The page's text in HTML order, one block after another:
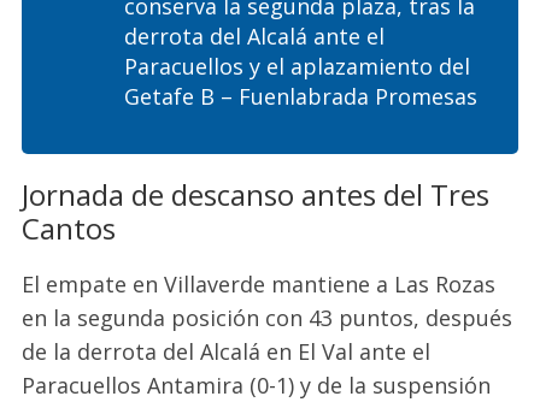
derrota del Alcalá ante el
Paracuellos y el aplazamiento del
Getafe B – Fuenlabrada Promesas
Jornada de descanso antes del Tres
Cantos
El empate en Villaverde mantiene a Las Rozas
en la segunda posición con 43 puntos, después
de la derrota del Alcalá en El Val ante el
Paracuellos Antamira (0-1) y de la suspensión